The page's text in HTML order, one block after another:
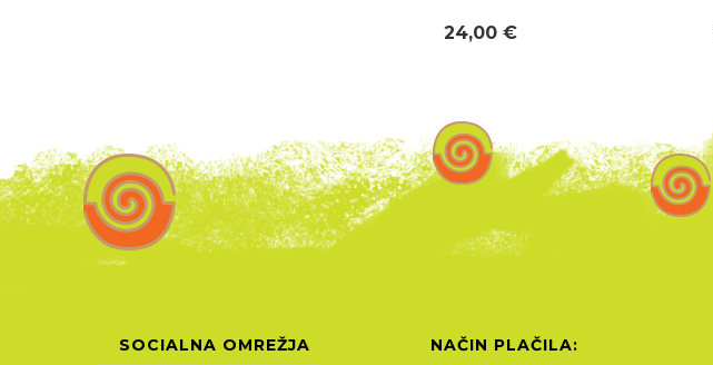
24,00 €
SOCIALNA OMREŽJA NAČIN PLAČILA: